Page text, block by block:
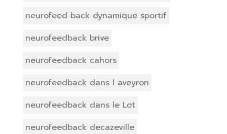
neurofeed back dynamique sportif
neurofeedback brive
neurofeedback cahors
neurofeedback dans l aveyron
neurofeedback dans le Lot
neurofeedback decazeville